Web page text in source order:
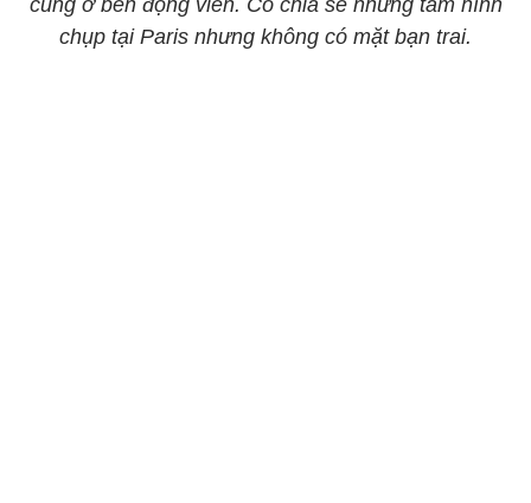
cũng ở bên động viên. Cô chia sẻ những tấm hình
chụp tại Paris nhưng không có mặt bạn trai.